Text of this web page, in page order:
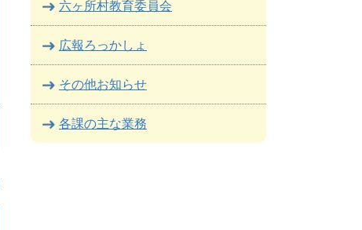
六ヶ所村教育委員会
広報ろっかしょ
その他お知らせ
各課の主な業務